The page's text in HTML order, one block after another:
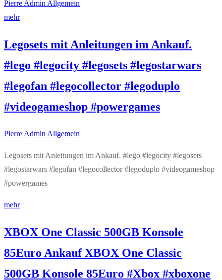
Pierre AdminAllgemein
mehr
Legosets mit Anleitungen im Ankauf.
#lego #legocity #legosets #legostarwars
#legofan #legocollector #legoduplo
#videogameshop #powergames
Pierre Admin Allgemein
Legosets mit Anleitungen im Ankauf. #lego #legocity #legosets
#legostarwars #legofan #legocollector #legoduplo #videogameshop
#powergames
mehr
XBOX One Classic 500GB Konsole
85Euro Ankauf XBOX One Classic
500GB Konsole 85Euro #Xbox #xboxone